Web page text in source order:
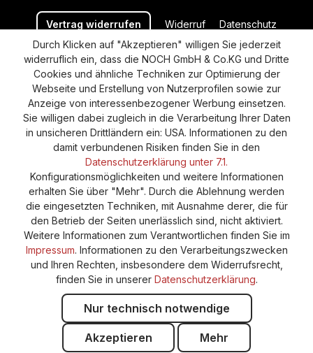
Vertrag widerrufen Widerruf Datenschutz
Versand und Zahlung AGB
Impressum
Cookie-Einstellungen
Barrierefreiheitserklärung
Durch Klicken auf "Akzeptieren" willigen Sie jederzeit
widerruflich ein, dass die NOCH GmbH & Co.KG und Dritte
Cookies und ähnliche Techniken zur Optimierung der
Webseite und Erstellung von Nutzerprofilen sowie zur
Anzeige von interessenbezogener Werbung einsetzen.
Sie willigen dabei zugleich in die Verarbeitung Ihrer Daten
in unsicheren Drittländern ein: USA. Informationen zu den
damit verbundenen Risiken finden Sie in den
Datenschutzerklärung unter 7.1.
Konfigurationsmöglichkeiten und weitere Informationen
erhalten Sie über "Mehr". Durch die Ablehnung werden
die eingesetzten Techniken, mit Ausnahme derer, die für
den Betrieb der Seiten unerlässlich sind, nicht aktiviert.
Weitere Informationen zum Verantwortlichen finden Sie im
Impressum. Informationen zu den Verarbeitungszwecken
und Ihren Rechten, insbesondere dem Widerrufsrecht,
finden Sie in unserer Datenschutzerklärung.
Nur technisch notwendige
Akzeptieren Mehr